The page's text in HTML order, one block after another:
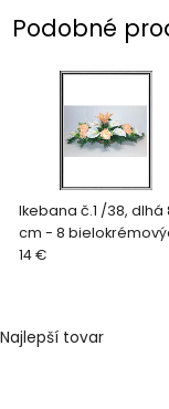
Podobné
Ikebana č.1 /38, dlhá
cm - 8
kal+6 žlto oranžových
14 €
Najlepší tovar